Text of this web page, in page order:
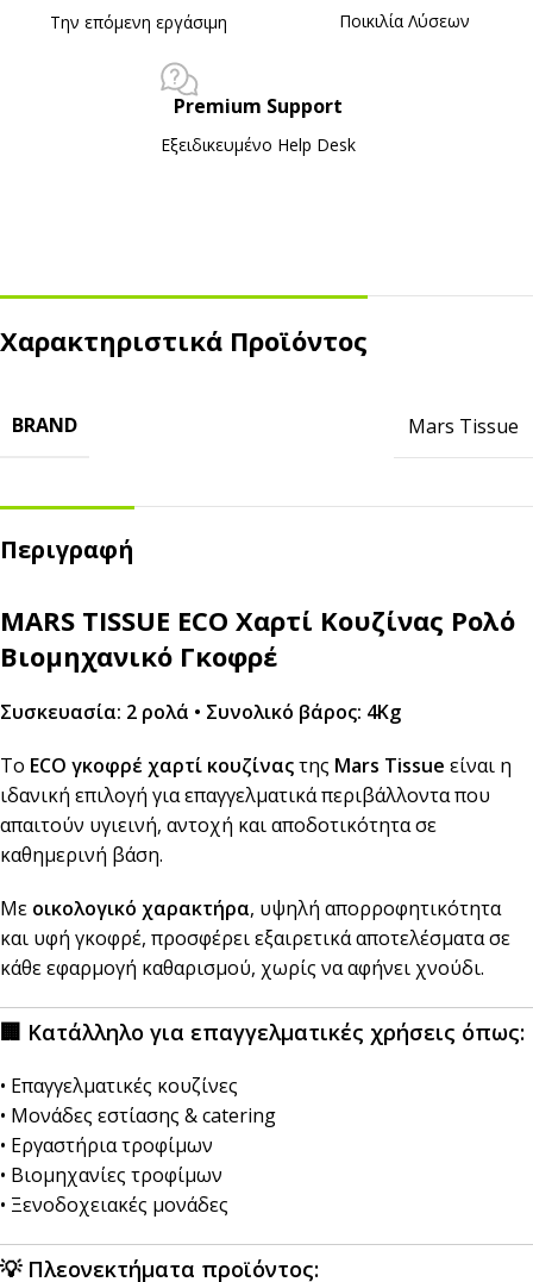
Την επόμενη εργάσιμη Ποικιλία Λύσεων
Premium Support
Εξειδικευμένο Ηelp Desk
Χαρακτηριστικά Προϊόντος
BRAND Mars Tissue
Περιγραφή
MARS TISSUE ECO Χαρτί Κουζίνας Ρολό
Βιομηχανικό Γκοφρέ
Συσκευασία: 2 ρολά • Συνολικό βάρος: 4Kg
Το ECO γκοφρέ χαρτί κουζίναςτης Mars Tissue είναι η
ιδανική επιλογή για επαγγελματικά περιβάλλοντα που
απαιτούν υγιεινή, αντοχή και αποδοτικότητα σε
καθημερινή βάση.
Με οικολογικό χαρακτήρα, υψηλή απορροφητικότητα
και υφή γκοφρέ, προσφέρει εξαιρετικά αποτελέσματα σε
κάθε εφαρμογή καθαρισμού, χωρίς να αφήνει χνούδι.
🏢 Κατάλληλο για επαγγελματικές χρήσεις όπως:
• Επαγγελματικές κουζίνες
• Μονάδες εστίασης & catering
• Εργαστήρια τροφίμων
• Βιομηχανίες τροφίμων
• Ξενοδοχειακές μονάδες
💡 Πλεονεκτήματα προϊόντος: